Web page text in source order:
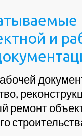
и
ремонт